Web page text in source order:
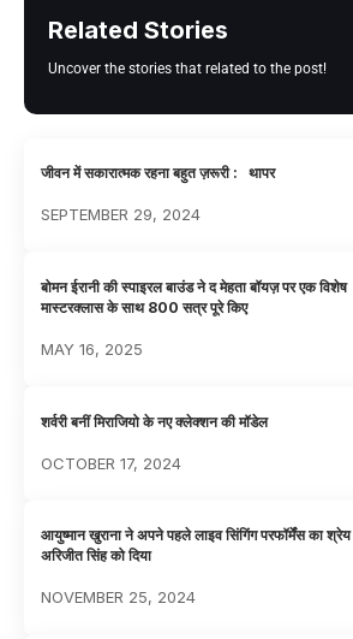
Related Stories
Uncover the stories that related to the post!
जीवन में सकारात्मक रहना बहुत ज़रूरी : थापर
SEPTEMBER 29, 2024
बोमन ईरानी की स्पाइरल बाउंड ने द मेहता बॉयज़ पर एक विशेष
मास्टरक्लास के साथ 800 सत्र पूरे किए
MAY 16, 2025
शर्वरी बनीं मिराजियो के नए क्लेक्शन की मॉडेल
OCTOBER 17, 2024
आयुष्मान खुराना ने अपने पहले लाइव सिंगिंग परफॉर्मेंस का श्रेय
अरिजीत सिंह को दिया
NOVEMBER 25, 2024